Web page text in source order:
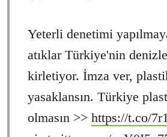
Yeterli denetimi
atıklar Türkiye'nin
kirletiyor. İmza ver,
yasaklansın. Türkiye
olmasın >> https://t.co/